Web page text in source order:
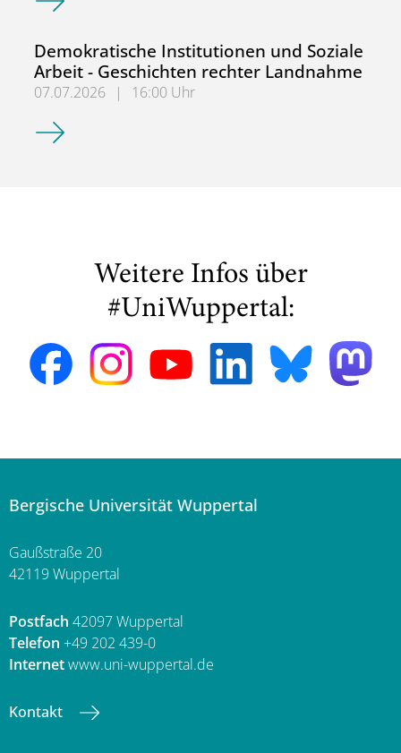
Demokratische Institutionen und Soziale
Arbeit - Geschichten rechter Landnahme
07.07.2026 |
16:00 Uhr
Demokratische Institutionen und Soziale Arbeit -
Weitere Infos über
#UniWuppertal:
Bergische Universität Wuppertal
Gaußstraße 20
42119 Wuppertal
Postfach 42097 Wuppertal
Telefon +49 202 439-0
Internetwww.uni-wuppertal.de
Kontakt